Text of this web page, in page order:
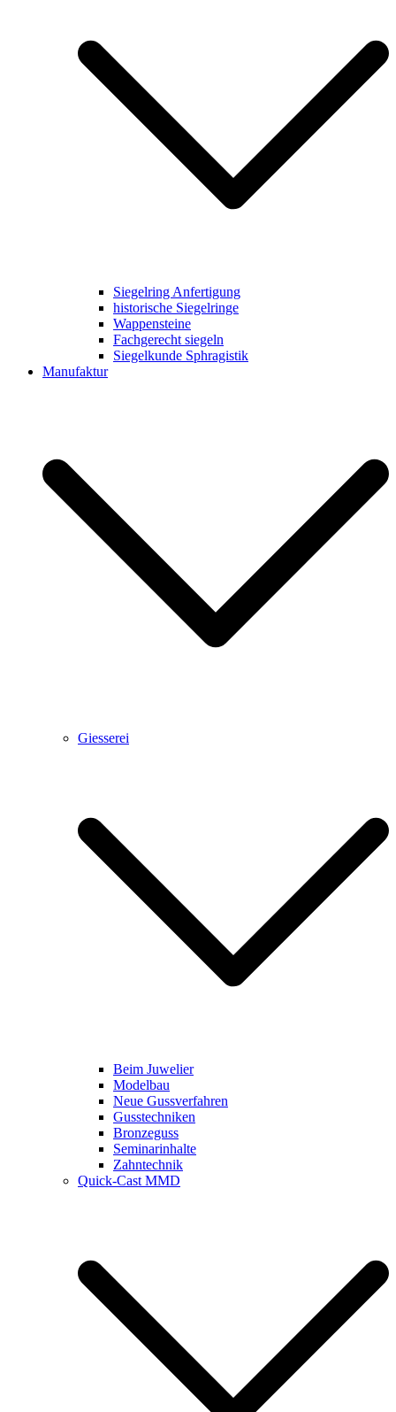
Siegelring Anfertigung
historische Siegelringe
Wappensteine
Fachgerecht siegeln
Siegelkunde Sphragistik
Manufaktur
Giesserei
Beim Juwelier
Modelbau
Neue Gussverfahren
Gusstechniken
Bronzeguss
Seminarinhalte
Zahntechnik
Quick-Cast MMD